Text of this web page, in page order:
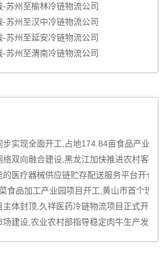
苏州至榆林冷链物流公司
苏州至汉中冷链物流公司
苏州至延安冷链物流公司
苏州至渭南冷链物流公司
实现全面开工,占地174.84亩食品产业园
双向融合建设,黑龙江加快推进农村客货
医疗器械供应链贮存配送服务平台开仓
食品加工产业园项目开工,黄山市首个现
体封顶,久祥医药冷链物流项目正式开仓
建设,农业农村部指导稳定肉牛生产发展